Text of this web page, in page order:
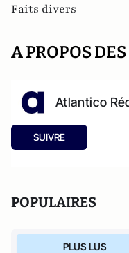
Faits divers
A PROPOS
Atlantico
SUIVRE
POPULAIRES
PLUS LUS